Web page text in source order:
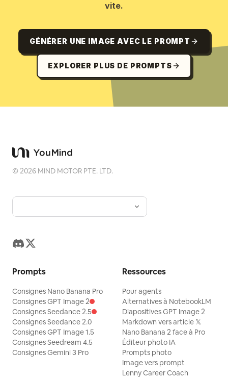
vite.
GÉNÉRER UNE IMAGE AVEC LE PROMPT
EXPLORER PLUS DE PROMPTS
©2026 MIND MOTOR PTE. LTD.
Prompts
Consignes Nano Banana Pro
Consignes GPT Image 2
Consignes Seedance 2.5
Consignes Seedance 2.0
Consignes GPT Image 1.5
Consignes Seedream 4.5
Consignes Gemini 3 Pro
Ressources
Pour agents
Alternatives à NotebookLM
Diapositives GPT Image 2
Markdown vers article 𝕏
Nano Banana 2 face à Pro
Éditeur photo IA
Prompts photo
Image vers prompt
Lenny Career Coach